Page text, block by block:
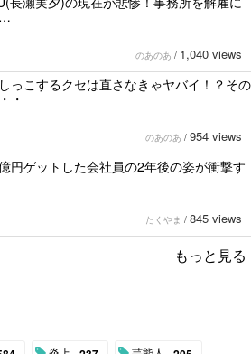
のあのあ / 1,040 views
っこするクセは直さなきゃヤバイ！？その
・
のあのあ / 954 views
円ゲットした会社員の2年後の姿が衝撃す
たくやま / 845 views
もっと見る